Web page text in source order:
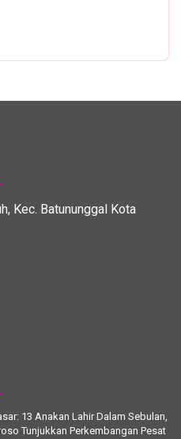
Kec. Batununggal Kota
13 Anakan Lahir Dalam Sebulan,
Tunjukkan Perkembangan Pesat